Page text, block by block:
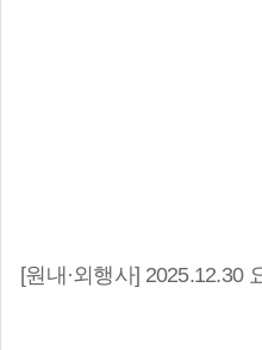
[원내·외행사] 2025.12.30